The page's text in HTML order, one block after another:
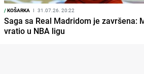
/KOŠARKA I 31.07.26. 20:22
Saga sa Real Madridom je završena:
vratio u NBA ligu